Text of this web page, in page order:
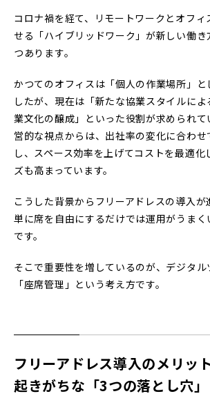
コロナ禍を経て、リモートワークとオフィ
せる「ハイブリッドワーク」が新しい働き
つあります。
かつてのオフィスは「個人の作業場所」と
したが、現在は「新たな協業スタイルに
業文化の醸成」といった役割が求められて
営的な視点からは、出社率の変化に合わ
し、スペース効率を上げてコストを最適化
ズも高まっています。
こうした背景からフリーアドレスの導入が
単に席を自由にするだけでは運用がうま
です。
そこで重要性を増しているのが、デジタ
「座席管理」という考え方です。
フリーアドレス導入のメリッ
起きがちな「3つの落とし穴」